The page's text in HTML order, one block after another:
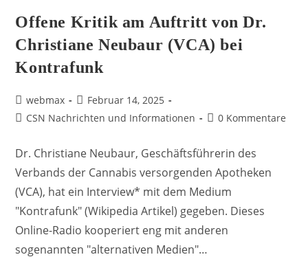
Offene Kritik am Auftritt von Dr.
Christiane Neubaur (VCA) bei
Kontrafunk
Beitrags-
Autor:
webmax
Beitrag
veröffentlicht:
Februar 14, 2025
Beitrags-
CSN Nachrichten und Informationen
Beitrags-
0 Kommentare
Dr. Christiane Neubaur, Geschäftsführerin des
Verbands der Cannabis versorgenden Apotheken
(VCA), hat ein Interview* mit dem Medium
"Kontrafunk" (Wikipedia Artikel) gegeben. Dieses
Online-Radio kooperiert eng mit anderen
sogenannten "alternativen Medien"…